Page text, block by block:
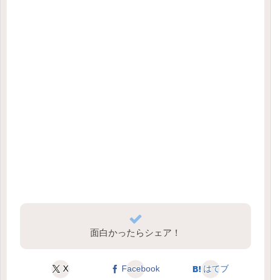
面白かったらシェア！
X Facebook はてブ